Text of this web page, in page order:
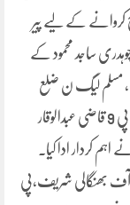
کروانے کے لیے پیر
ساجد محمود کے
مسلم لیگ ن ضلع
راولپنڈی کے سنیئر نائب صدر و امیدوار ایم پی اے پی پی 9 قاضی عبدالوقار
اہم کردار ادا کیا۔
آف بھنگالی شریف،پی